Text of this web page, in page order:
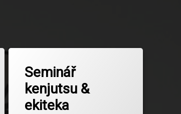
Seminář
kenjutsu &
ekiteka
Bujinkan